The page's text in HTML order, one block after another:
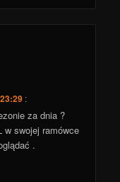
:
za dnia ?
w swojej ramówce
.